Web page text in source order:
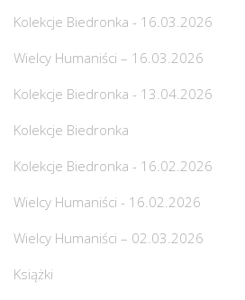
Kolekcje Biedronka - 16.03.2026
Wielcy Humaniści – 16.03.2026
Kolekcje Biedronka - 13.04.2026
Kolekcje Biedronka
Kolekcje Biedronka - 16.02.2026
Wielcy Humaniści - 16.02.2026
Wielcy Humaniści – 02.03.2026
Książki